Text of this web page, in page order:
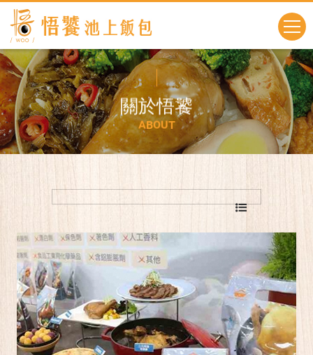
關於悟饕
ABOUT